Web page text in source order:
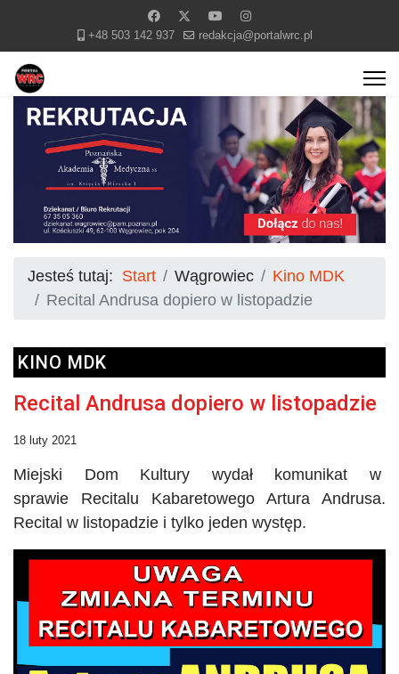
+48 503 142 937 redakcja@portalwrc.pl
Jesteś tutaj: Start Wągrowiec
Kino MDK
Recital Andrusa dopiero w listopadzie
KINO MDK
Recital Andrusa dopiero w listopadzie
18 luty 2021
Miejski Dom Kultury wydał komunikat w
sprawie Recitalu Kabaretowego Artura Andrusa.
Recital w listopadzie i tylko jeden występ.